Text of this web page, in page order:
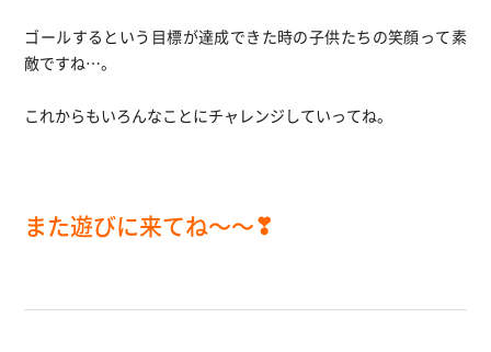
ゴールするという目標が達成できた時の子供たちの笑顔って素
敵ですね…。
これからもいろんなことにチャレンジしていってね。
また遊びに来てね～～❣